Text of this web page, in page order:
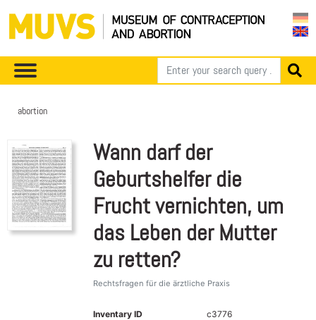
abortion
Wann darf der
Geburtshelfer die
Frucht vernichten, um
das Leben der Mutter
zu retten?
Rechtsfragen für die ärztliche Praxis
Inventary ID
c3776